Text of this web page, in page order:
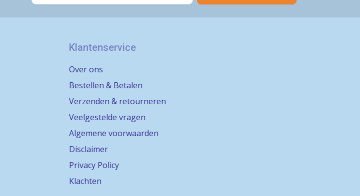
Klantenservice
Over ons
Bestellen & Betalen
Verzenden & retourneren
Veelgestelde vragen
Algemene voorwaarden
Disclaimer
Privacy Policy
Klachten